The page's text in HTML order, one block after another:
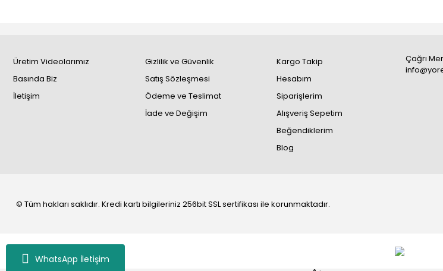
WhatsApp İletişim
Üretim Videolarımız
Basında Biz
İletişim
Gizlilik ve Güvenlik
Satış Sözleşmesi
Ödeme ve Teslimat
İade ve Değişim
Kargo Takip
Hesabım
Siparişlerim
Alışveriş Sepetim
Beğendiklerim
Blog
Çağrı
© Tüm hakları saklıdır. Kredi kartı bilgileriniz 256bit SSL sertifikası ile korunmaktadır.